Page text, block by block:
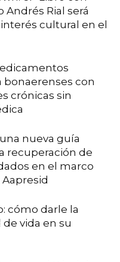
Andrés Rial será
cultural en el
bonaerenses con
crónicas sin
nueva guía
recuperación de
en el marco
cómo darle la
vida en su